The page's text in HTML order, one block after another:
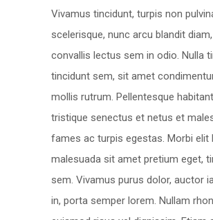
Vivamus tincidunt, turpis non
scelerisque, nunc arcu blandit
convallis lectus sem in odio. Nulla
tincidunt sem, sit amet
mollis rutrum. Pellentesque
tristique senectus et netus et
fames ac turpis egestas. Morbi elit
malesuada sit amet pretium eget,
sem. Vivamus purus dolor, auctor
in, porta semper lorem. Nullam